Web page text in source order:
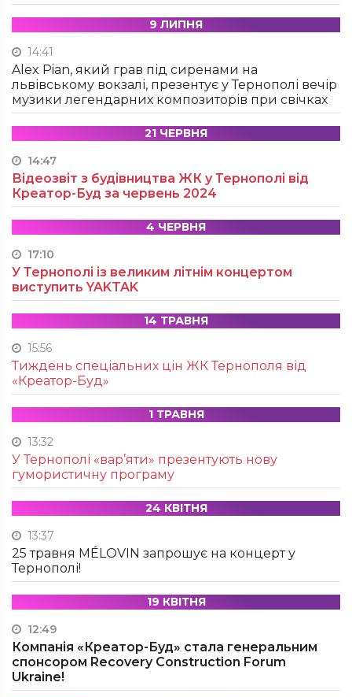
9 ЛИПНЯ
14:41
Alex Pian, який грав під сиренами на
львівському вокзалі, презентує у Тернополі вечір
музики легендарних композиторів при свічках
21 ЧЕРВНЯ
14:47
Відеозвіт з будівництва ЖК у Тернополі від
Креатор-Буд за червень 2024
4 ЧЕРВНЯ
17:10
У Тернополі із великим літнім концертом
виступить YAKTAK
14 ТРАВНЯ
15:56
Тиждень спеціальних цін ЖК Тернополя від
«Креатор-Буд»
1 ТРАВНЯ
13:32
У Тернополі «вар’яти» презентують нову
гумористичну програму
24 КВІТНЯ
13:37
25 травня MÉLOVIN запрошує на концерт у
Тернополі!
19 КВІТНЯ
12:49
Компанія «Креатор-Буд» стала генеральним
спонсором Recovery Construction Forum
Ukraine!